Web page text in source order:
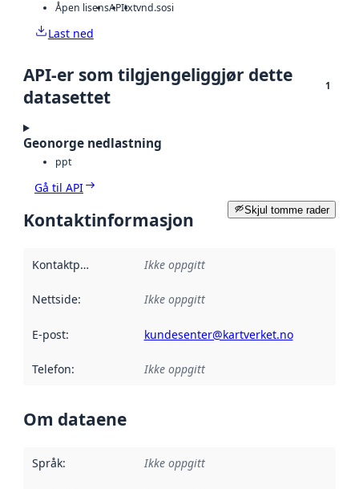
Åpen lisensAPItxtvnd.sosi
Last ned
API-er som tilgjengeliggjør dette
datasettet
1
Geonorge nedlastning
ppt
Gå til API
Skjul tomme rader
Kontaktinformasjon
Kontaktpunkt Ikke oppgitt
Nettside: Ikke oppgitt
E-post: kundesenter@kartverket.no
Telefon: Ikke oppgitt
Om dataene
Språk: Ikke oppgitt